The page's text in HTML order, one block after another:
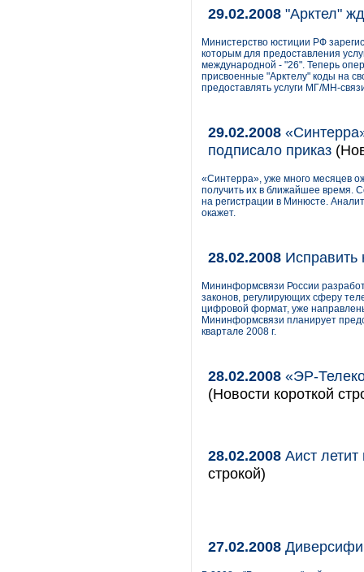
29.02.2008 "Арктел"
Министерство юстиции РФ
которым для предоставления
международной - "26". Теперь
присвоенные "Арктелу" коды на
предоставлять услуги МГ/МН-
29.02.2008
подписало приказ
«Синтерра», уже много месяцев
получить их в ближайшее время.
на регистрации в Минюсте.
окажет.
28.02.2008
Мининформсвязи России
законов, регулирующих сферу
цифровой формат, уже
Мининформсвязи планирует
квартале 2008 г.
28.02.2008 «ЭР-
(Новости короткой
28.02.2008 Аист
строкой)
27.02.2008